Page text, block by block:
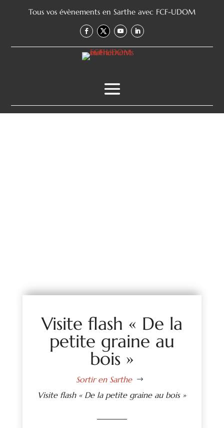
Tous vos évènements en Sarthe avec FCF-UDOM
Visite flash « De la
petite graine au
bois »
Sortir en Sarthe $
Visite flash « De la petite graine au bois »